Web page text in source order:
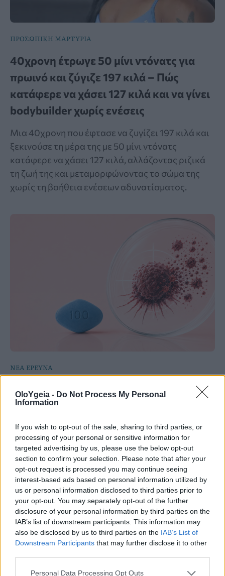
OloYgeia - Do Not Process My Personal
Information
If you wish to opt-out of the sale, sharing to third parties, or
processing of your personal or sensitive information for
targeted advertising by us, please use the below opt-out
section to confirm your selection. Please note that after your
opt-out request is processed you may continue seeing
interest-based ads based on personal information utilized by
us or personal information disclosed to third parties prior to
your opt-out. You may separately opt-out of the further
disclosure of your personal information by third parties on the
IAB’s list of downstream participants. This information may
also be disclosed by us to third parties on the IAB’s List of
Downstream Participants that may further disclose it to other
Personal Data Processing Opt Outs
ΠΡΟΣΩΠΙΚΗ ΜΑΡΤΥΡΙΑ
40χρονη έτρωγε 50 μίνι ντόνατς για
πρωινό και ζύγιζε 197 κιλά – Πώς
κατάφερε να χάσει 127 κιλά και να γίνει
bodybuilder χωρίς ενέσεις
Μια 40χρονη που έφτασε να ζυγίζει 197 κιλά και
ξεκινούσε τη μέρα της με 50 μίνι ντόνατς
κατάφερε να χάσει 127 κιλά, αλλάζοντας ριζικά
τη ζωή της και μεταμορφώνοντας το σώμα της
χωρίς τη βοήθεια ενέσεων αδυνατίσματος.
ΝΕΑ ΕΡΕΥΝΑ
Viagra και καρκίνος: Νέα έρευνα δείχνει
ότι μπορεί να μειώνει τις μεταστάσεις
των όγκων
Νέα μελέτη εξετάζει πώς το Viagra μπορεί να
περιορίζει τις μεταστάσεις του καρκίνου μέσω
της χοληστερίνης. Τι έδειξαν τα ευρήματα και τι
ακολουθεί;